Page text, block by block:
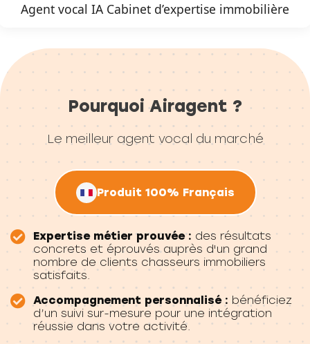
Agent vocal IA Cabinet d’expertise immobilière
Pourquoi Airagent ?
Le meilleur agent vocal du marché
Produit 100% Français
Expertise métier prouvée : des résultats
concrets et éprouvés auprès d'un grand
nombre de clients chasseurs immobiliers
satisfaits.
Accompagnement personnalisé : bénéficiez
d’un suivi sur-mesure pour une intégration
réussie dans votre activité.